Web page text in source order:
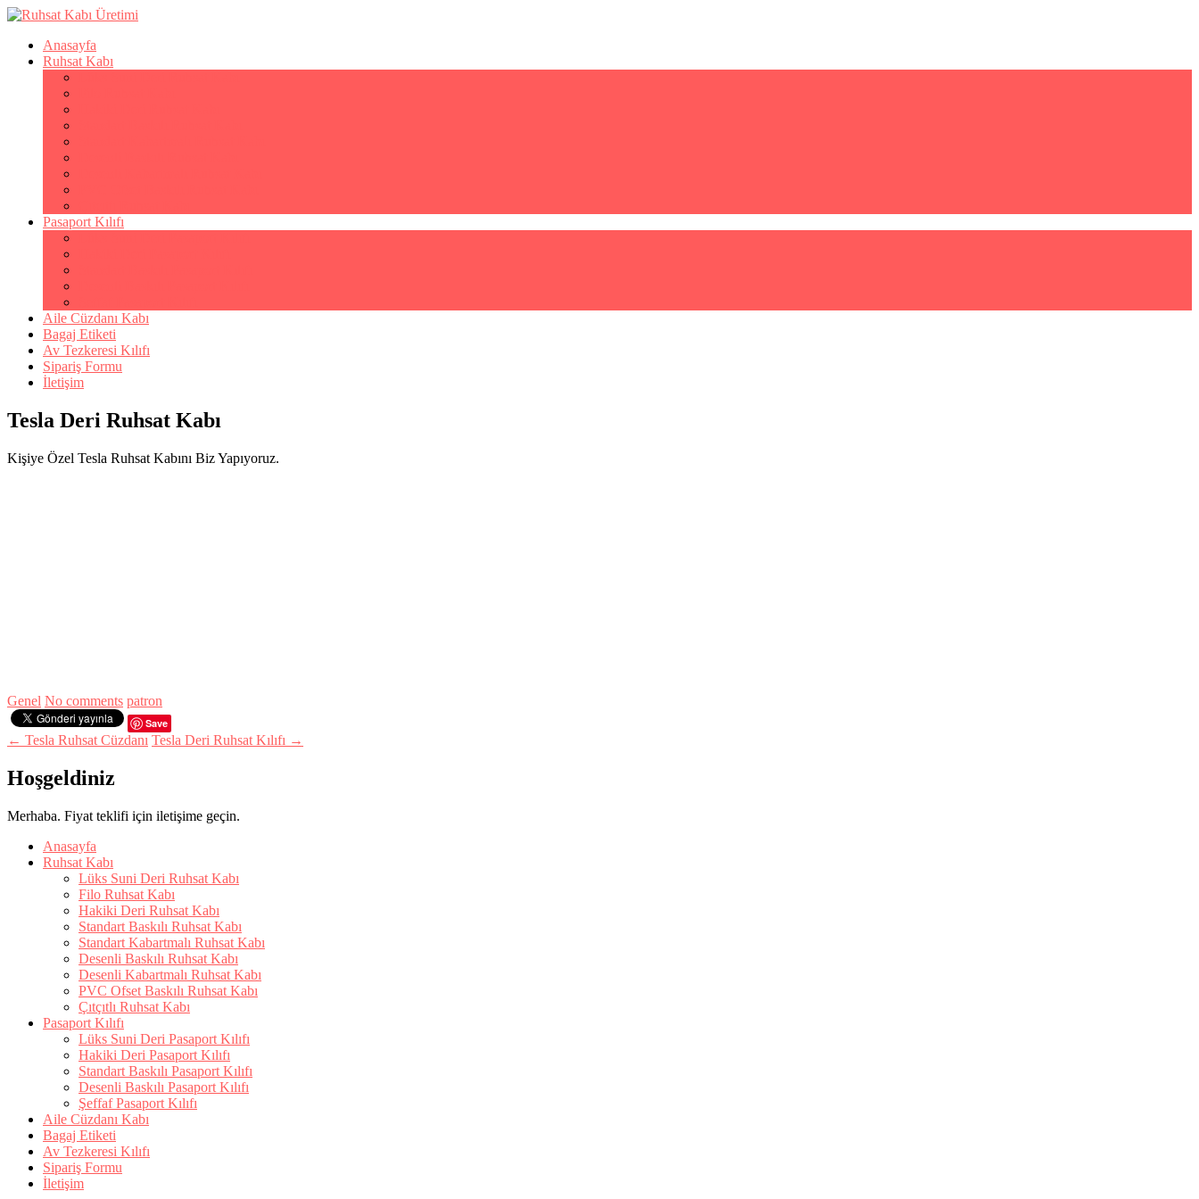
Anasayfa
Ruhsat Kabı
Pasaport Kılıfı
Aile Cüzdanı Kabı
Bagaj Etiketi
Av Tezkeresi Kılıfı
Sipariş Formu
İletişim
Tesla Deri Ruhsat Kabı
Kişiye Özel Tesla Ruhsat Kabını Biz Yapıyoruz.
Genel No comments patron
Save
← Tesla Ruhsat Cüzdanı Tesla Deri Ruhsat Kılıfı →
Hoşgeldiniz
Merhaba. Fiyat teklifi için iletişime geçin.
Anasayfa
Ruhsat Kabı
Lüks Suni Deri Ruhsat Kabı
Filo Ruhsat Kabı
Hakiki Deri Ruhsat Kabı
Standart Baskılı Ruhsat Kabı
Standart Kabartmalı Ruhsat Kabı
Desenli Baskılı Ruhsat Kabı
Desenli Kabartmalı Ruhsat Kabı
PVC Ofset Baskılı Ruhsat Kabı
Çıtçıtlı Ruhsat Kabı
Pasaport Kılıfı
Lüks Suni Deri Pasaport Kılıfı
Hakiki Deri Pasaport Kılıfı
Standart Baskılı Pasaport Kılıfı
Desenli Baskılı Pasaport Kılıfı
Şeffaf Pasaport Kılıfı
Aile Cüzdanı Kabı
Bagaj Etiketi
Av Tezkeresi Kılıfı
Sipariş Formu
İletişim